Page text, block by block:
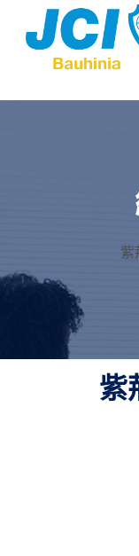
紫
紫